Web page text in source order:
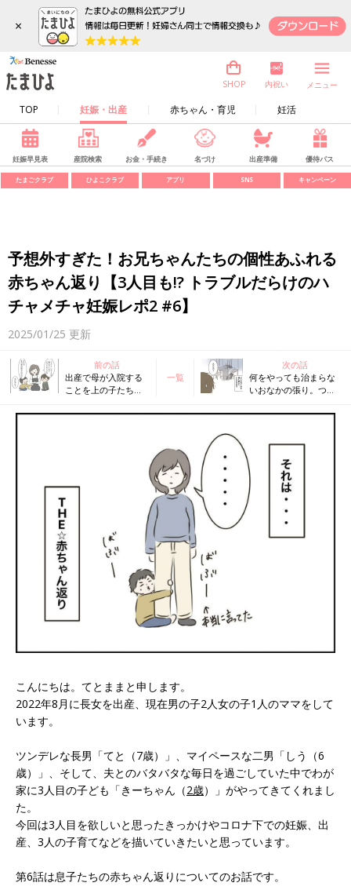
×
TOP 妊娠・出産 赤ちゃん・育児 妊活
SHOP 内祝い メニュー
妊娠早見表 産院検索 お金・手続き 名づけ 出産準備 優待パス
たまごクラブ ひよこクラブ アプリ SNS キャンペーン
予想外すぎた！お兄ちゃんたちの個性あふれる
赤ちゃん返り【3人目も!? トラブルだらけのハ
チャメチャ妊娠レポ2 #6】
2025/01/25 更新
前の話
出産で母が入院する
ことを上の子たちに
も!? トラブルだらけ
一覧
次の話
何をやっても治まらな
いおなかの張り。つい
トラブルだらけのハチ
こんにちは。てとままと申します。
2022年8月に長女を出産、現在男の子2人女の子1人のママをして
います。
ツンデレな長男「てと（7歳）」、マイペースな二男「しう（6
歳）」、そして、夫とのバタバタな毎日を過ごしていた中でわが
家に3人目の子ども「きーちゃん（2歳）」がやってきてくれまし
た。
今回は3人目を欲しいと思ったきっかけやコロナ下での妊娠、出
産、3人の子育てなどを描いていきたいと思っています。
第6話は息子たちの赤ちゃん返りについてのお話です。